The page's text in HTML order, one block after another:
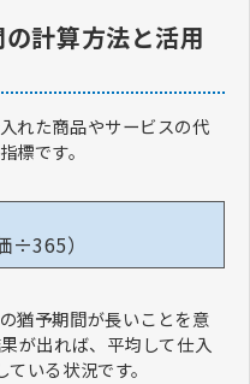
計算方法と活用
れた商品やサービスの代
標です。
÷365）
猶予期間が長いことを意
が出れば、平均して仕入
いる状況です。